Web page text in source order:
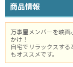
商品情報
万事屋メンバーを映
かけ！
自宅でリラックスす
もオススメです。